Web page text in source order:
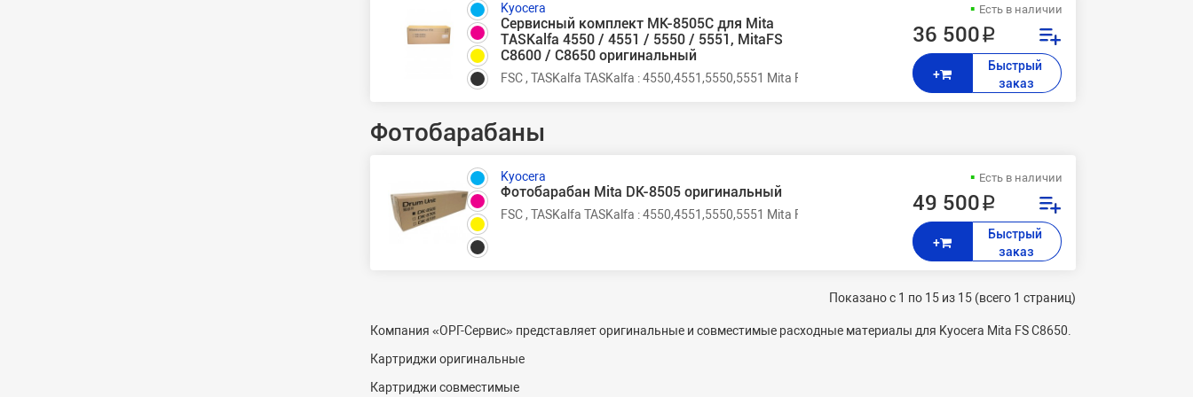
Kyocera
Сервисный комплект MK-8505C для Mita
TASKalfa 4550 / 4551 / 5550 / 5551, MitaFS
C8600 / C8650 оригинальный
FSC , TASKalfa TASKalfa : 4550,4551,5550,5551 Mita FSС 8600,8600DN,8650,8650DN
Есть в наличии
36 500 ₽
+
Быстрый
заказ
Фотобарабаны
Kyocera
Фотобарабан Mita DK-8505 оригинальный
FSC , TASKalfa TASKalfa : 4550,4551,5550,5551 Mita FSС 8600,8600DN,8650,8650DN
Есть в наличии
49 500 ₽
+
Быстрый
заказ
Показано с 1 по 15 из 15 (всего 1 страниц)
Компания «ОРГ-Cервис» представляет оригинальные и совместимые расходные материалы для Kyocera Mita FS C8650.
Картриджи оригинальные
Картриджи совместимые